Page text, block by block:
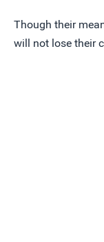
Though their
will not lose their